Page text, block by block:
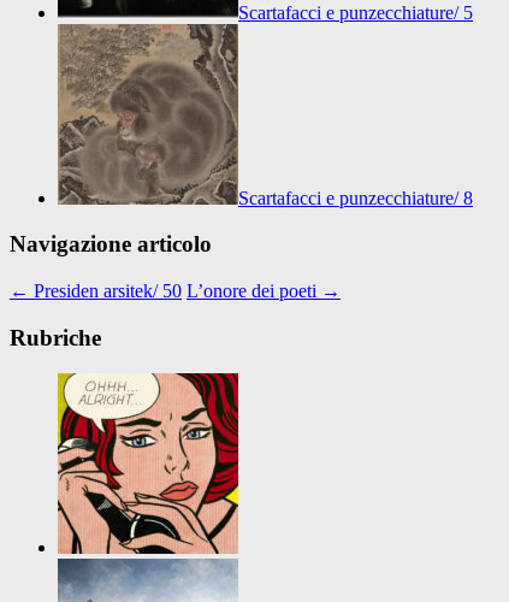
Scartafacci e punzecchiature/ 5
Scartafacci e punzecchiature/ 8
Navigazione articolo
← Presiden arsitek/ 50 L’onore dei poeti →
Rubriche